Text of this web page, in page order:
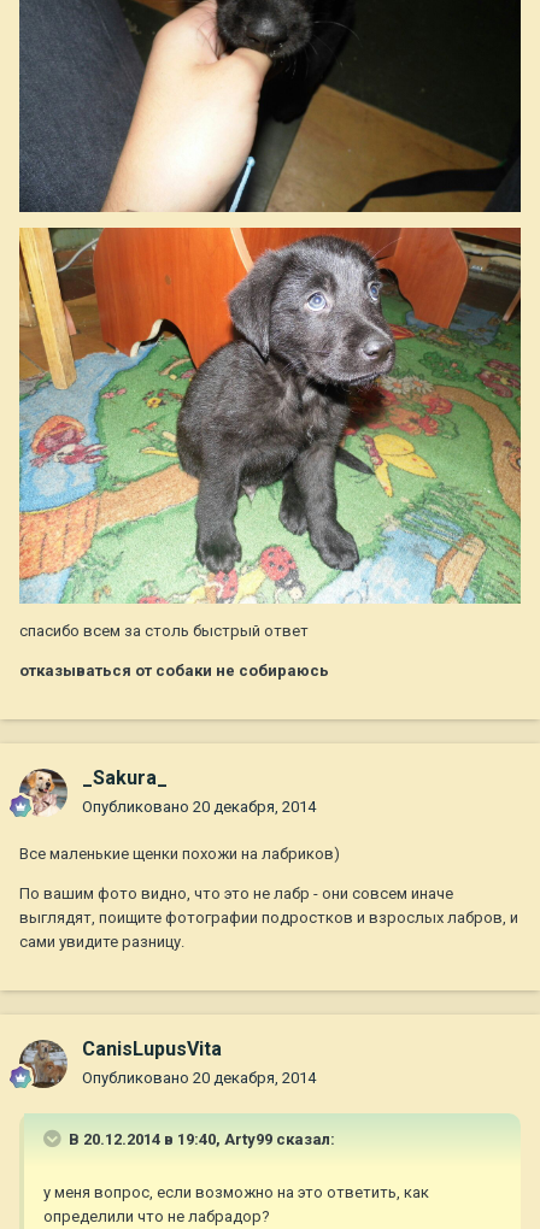
спасибо всем за столь быстрый ответ
отказываться от собаки не собираюсь
_Sakura_
Опубликовано 20 декабря, 2014
Все маленькие щенки похожи на лабриков)
По вашим фото видно, что это не лабр - они совсем иначе
выглядят, поищите фотографии подростков и взрослых лабров, и
сами увидите разницу.
CanisLupusVita
Опубликовано 20 декабря, 2014
В 20.12.2014 в 19:40, Arty99 сказал:
у меня вопрос, если возможно на это ответить, как
определили что не лабрадор?